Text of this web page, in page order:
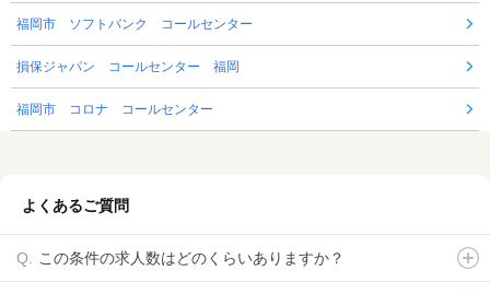
福岡市 ソフトバンク コールセンター
損保ジャパン コールセンター 福岡
福岡市 コロナ コールセンター
よくあるご質問
この条件の求人数はどのくらいありますか？